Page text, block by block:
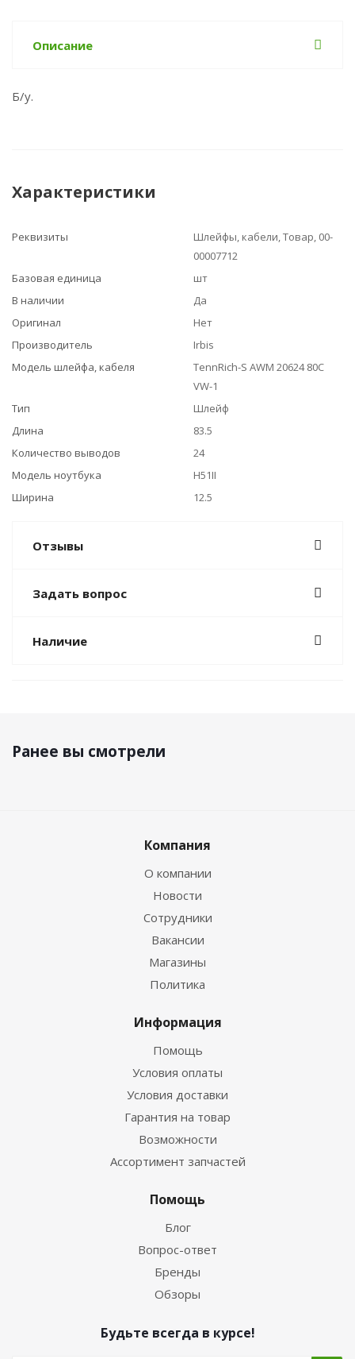
Описание
Б/у.
Характеристики
Реквизиты
Шлейфы, кабели, Товар, 00-
00007712
Базовая единица
шт
В наличии
Да
Оригинал
Нет
Производитель
Irbis
Модель шлейфа, кабеля
TennRich-S AWM 20624 80C
VW-1
Тип
Шлейф
Длина
83.5
Количество выводов
24
Модель ноутбука
H51II
Ширина
12.5
Отзывы
Задать вопрос
Наличие
Ранее вы смотрели
Компания
О компании
Новости
Сотрудники
Вакансии
Магазины
Политика
Информация
Помощь
Условия оплаты
Условия доставки
Гарантия на товар
Возможности
Ассортимент запчастей
Помощь
Блог
Вопрос-ответ
Бренды
Обзоры
Будьте всегда в курсе!